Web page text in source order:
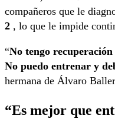
compañeros que le
2 , lo que le impide
“No tengo
No puedo entrenar y
hermana de Álvaro
“Es mejor que